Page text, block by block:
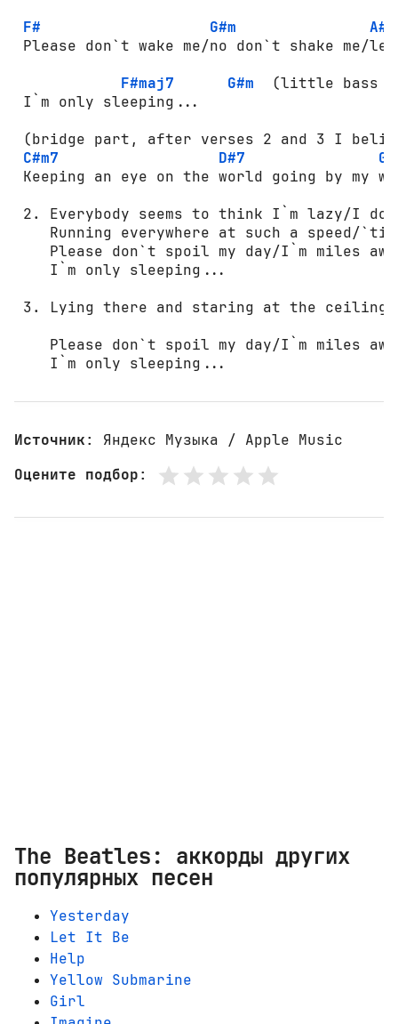
F#
G#m
A#m
Please don`t wake me/no don`t shake me/
F#maj7
G#m
(little bass
I`m only sleeping...
(bridge part, after verses 2 and 3 I
C#m7
D#7
Keeping an eye on the world going by my
2. Everybody seems to think I`m lazy/I
Running everywhere at such a speed/
Please don`t spoil my day/I`m miles
    I`m only sleeping...
3. Lying there and staring at the
Please don`t spoil my day/I`m miles
    I`m only sleeping...
Источник: Яндекс Музыка / Apple Music
Оцените подбор:
The Beatles: аккорды других
популярных песен
Yesterday
Let It Be
Help
Yellow Submarine
Girl